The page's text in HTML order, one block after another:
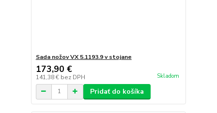
Sada nožov VX 5.1193.9 v stojane
173,90 €
141,38 € bez DPH Skladom
Pridať do košíka